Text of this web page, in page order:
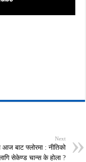
Next
आज बाट फ्लोरमा : नीतिको
सेकेण्ड चान्स के होला ?